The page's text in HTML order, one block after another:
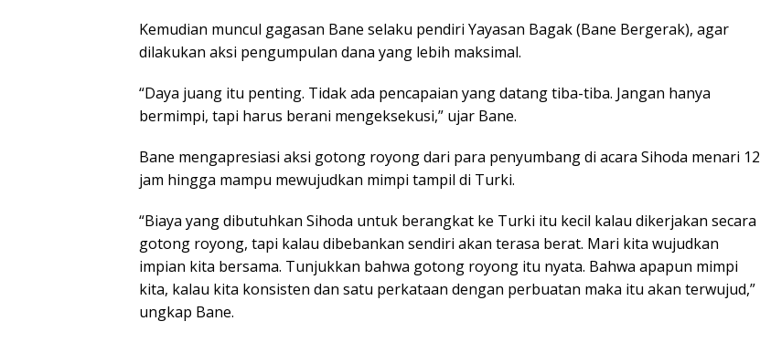
Kemudian muncul gagasan Bane selaku pendiri Yayasan Bagak (Bane Bergerak), agar
dilakukan aksi pengumpulan dana yang lebih maksimal.
“Daya juang itu penting. Tidak ada pencapaian yang datang tiba-tiba. Jangan hanya
bermimpi, tapi harus berani mengeksekusi,” ujar Bane.
Bane mengapresiasi aksi gotong royong dari para penyumbang di acara Sihoda menari 12
jam hingga mampu mewujudkan mimpi tampil di Turki.
“Biaya yang dibutuhkan Sihoda untuk berangkat ke Turki itu kecil kalau dikerjakan secara
gotong royong, tapi kalau dibebankan sendiri akan terasa berat. Mari kita wujudkan
impian kita bersama. Tunjukkan bahwa gotong royong itu nyata. Bahwa apapun mimpi
kita, kalau kita konsisten dan satu perkataan dengan perbuatan maka itu akan terwujud,”
ungkap Bane.